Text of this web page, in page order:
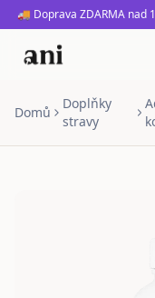
🚚 Doprava ZDARMA nad
Domů
Doplňky
stravy